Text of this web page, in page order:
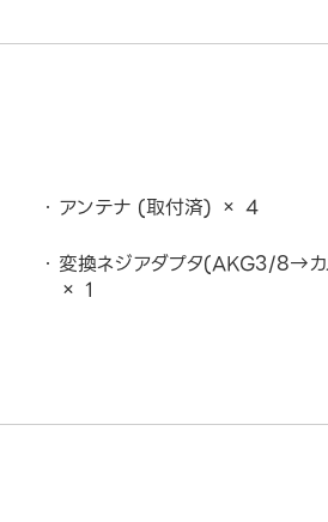
アンテナ (取付済) × 4
変換ネジアダプタ(AKG3/8→
× 1